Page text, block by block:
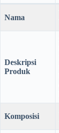
Nama
Deskripsi
Produk
Komposisi